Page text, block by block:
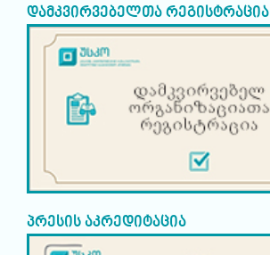
დამკვირვებელთა რეგისტრაცია
პრესის აკრედიტაცია